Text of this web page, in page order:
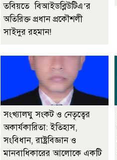
তবিয়তে বিআইডব্লিউটিএ’র
অতিরিক্ত প্রধান প্রকৌশলী
সাইদুর রহমান!
সংখ্যালঘু সংকট ও নেতৃত্বের
অকার্যকারিতা: ইতিহাস,
সংবিধান, রাষ্ট্রবিজ্ঞান ও
মানবাধিকারের আলোকে একটি